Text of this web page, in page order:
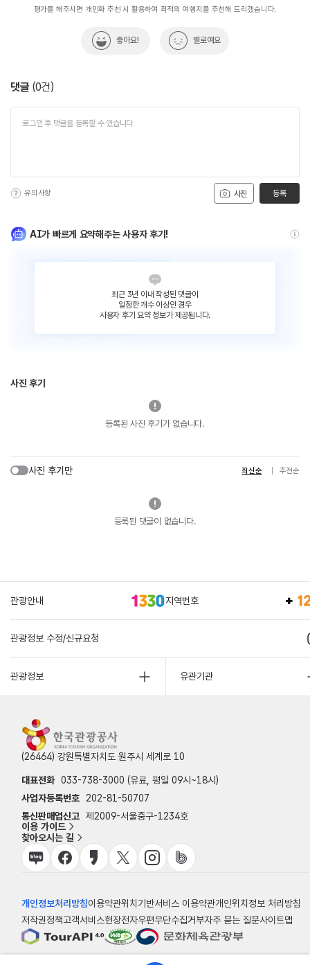
평가를 해주시면 개인화 추천 시 활용하여 최적의 여행지를 추천해 드리겠습니다.
좋아요! 별로예요
댓글 (0건)
사진
유의사항 등록
AI가 빠르게 요약해주는 사용자 후기!
최근 3년 이내 작성된 댓글이
일정한 개수 이상인 경우
사용자 후기 요약 정보가 제공됩니다.
사진 후기
등록된 사진 후기가 없습니다.
사진 후기만 최신순 추천순
등록된 댓글이 없습니다.
관광안내 지역번호
관광정보 수정/신규요청
관광정보 유관기관
(26464) 강원특별자치도 원주시 세계로 10
대표전화 033-738-3000 (유료, 평일 09시~18시)
사업자등록번호
202-81-50707
통신판매업신고 제2009-서울중구-1234호
이용 가이드
찾아오시는 길
개인정보처리방침이용약관위치기반서비스 이용약관개인위치정보 처리방침
저작권정책고객서비스헌장전자우편무단수집거부자주 묻는 질문사이트맵